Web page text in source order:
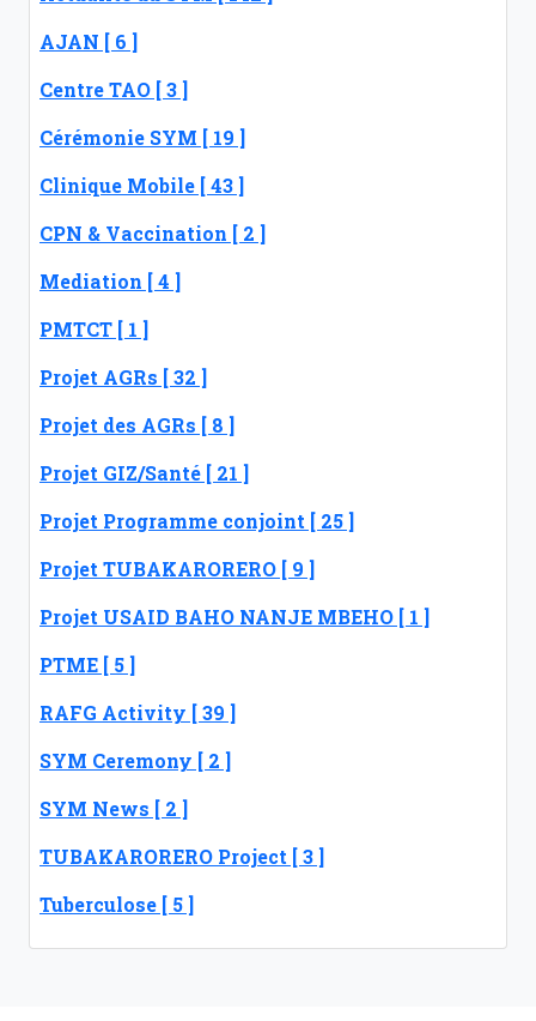
AJAN [ 6 ]
Centre TAO [ 3 ]
Cérémonie SYM [ 19 ]
Clinique Mobile [ 43 ]
CPN & Vaccination [ 2 ]
Mediation [ 4 ]
PMTCT [ 1 ]
Projet AGRs [ 32 ]
Projet des AGRs [ 8 ]
Projet GIZ/Santé [ 21 ]
Projet Programme conjoint [ 25 ]
Projet TUBAKARORERO [ 9 ]
Projet USAID BAHO NANJE MBEHO [ 1 ]
PTME [ 5 ]
RAFG Activity [ 39 ]
SYM Ceremony [ 2 ]
SYM News [ 2 ]
TUBAKARORERO Project [ 3 ]
Tuberculose [ 5 ]